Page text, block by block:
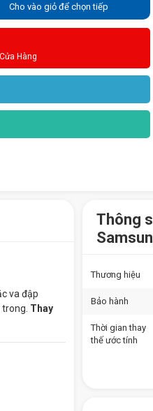
Cho vào giỏ để chọn tiếp
Hàng
va đập
Thay
Thông
Thương hiệu
Bảo hành
Thời gian thay
thế ước tính